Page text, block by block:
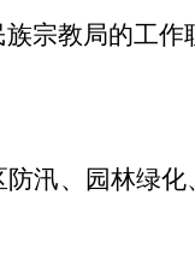
宗教局的工作
汛、园林绿